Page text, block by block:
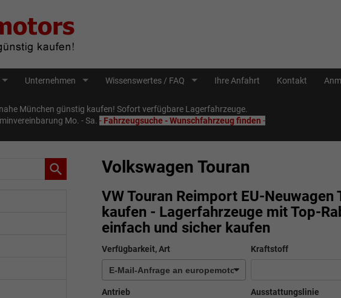
Unternehmen Wissenswertes / FAQ Ihre Anfahrt Kontakt
München günstig kaufen! Sofort verfügbare Lagerfahrzeuge.
Mo. - Sa. - Fahrzeugsuche - Wunschfahrzeug finden -
Volkswagen Touran
VW Touran Reimport EU-
kaufen - Lagerfahrzeuge mit Top-
einfach und sicher kaufen
Verfügbarkeit, Art Kraftstoff
Antrieb Ausstattungslinie